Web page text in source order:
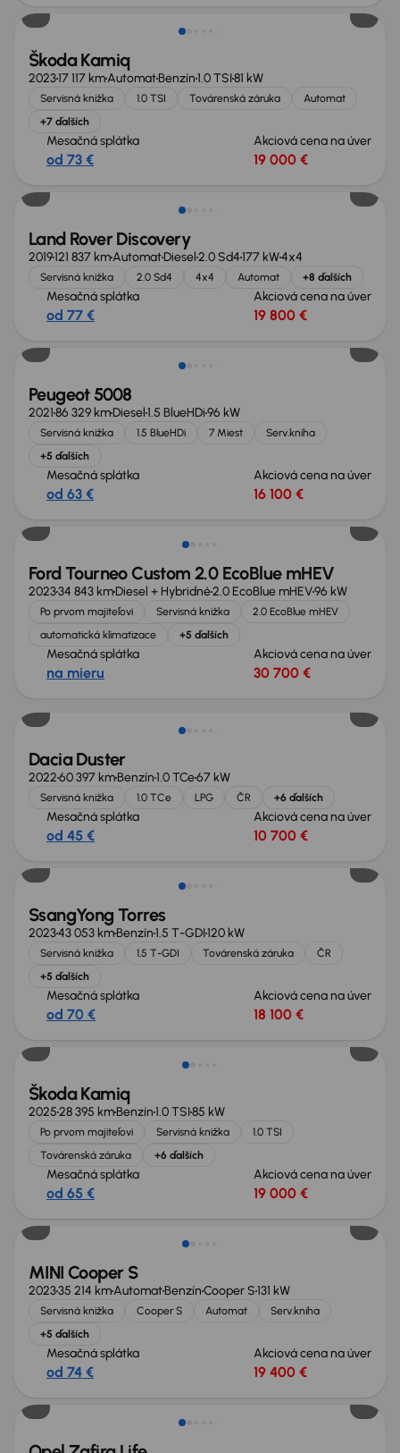
Škoda Kamiq
202317 117 kmAutomatBenzín1.0 TSI81 kW
Servisná knižka 1.0 TSI Továrenská záruka
Automat
+7 ďalších
Mesačná splátka
od 73 €
Akciová cena na úver
19 000 €
Zlacnené o 2 900 €
Land Rover Discovery
2019121 837 kmAutomatDiesel2.0 Sd4177 kW4x4
Servisná knižka 2.0 Sd4 4x4 Automat +8 ďalších
Mesačná splátka
od 77 €
Akciová cena na úver
19 800 €
Zlacnené o 2 600 €
Peugeot 5008
202186 329 kmDiesel1.5 BlueHDi96 kW
Servisná knižka 1.5 BlueHDi 7 Miest
Serv.kniha
+5 ďalších
Mesačná splátka
od 63 €
Akciová cena na úver
16 100 €
Zlacnené o 1 700 €
Ford Tourneo Custom 2.0 EcoBlue mHEV
202334 843 kmDiesel + Hybridné2.0 EcoBlue mHEV96 kW
Po prvom majiteľovi Servisná knižka
2.0 EcoBlue mHEV
automatická klimatizace
+5 ďalších
Mesačná splátka
na mieru
Akciová cena na úver
30 700 €
Dacia Duster
202260 397 kmBenzín1.0 TCe67 kW
Servisná knižka 1.0 TCe LPG ČR +6 ďalších
Mesačná splátka
od 45 €
Akciová cena na úver
10 700 €
Zlacnené o 2 000 €
SsangYong Torres
202343 053 kmBenzín1.5 T-GDI120 kW
Servisná knižka 1.5 T-GDI Továrenská záruka
ČR
+5 ďalších
Mesačná splátka
od 70 €
Akciová cena na úver
18 100 €
Zlacnené o 1 200 €
Škoda Kamiq
202528 395 kmBenzín1.0 TSI85 kW
Po prvom majiteľovi Servisná knižka
1.0 TSI
Továrenská záruka
+6 ďalších
Mesačná splátka
od 65 €
Akciová cena na úver
19 000 €
Zlacnené o 800 €
MINI Cooper S
202335 214 kmAutomatBenzínCooper S131 kW
Servisná knižka Cooper S Automat
Serv.kniha
+5 ďalších
Mesačná splátka
od 74 €
Akciová cena na úver
19 400 €